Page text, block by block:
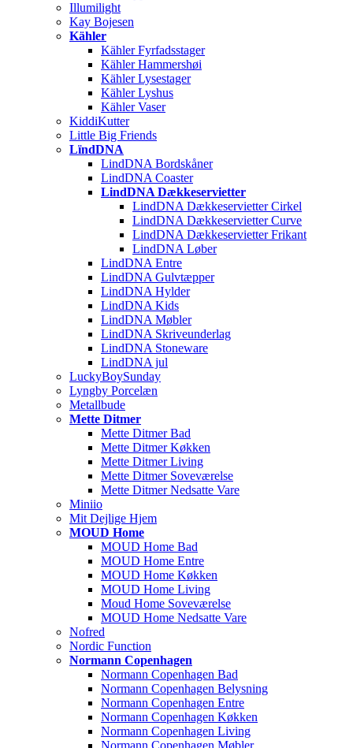
Illumilight
Kay Bojesen
Kähler
Kähler Fyrfadsstager
Kähler Hammershøi
Kähler Lysestager
Kähler Lyshus
Kähler Vaser
KiddiKutter
Little Big Friends
LïndDNA
LindDNA Bordskåner
LindDNA Coaster
LindDNA Dækkeservietter
LindDNA Dækkeservietter Cirkel
LindDNA Dækkeservietter Curve
LindDNA Dækkeservietter Frikant
LindDNA Løber
LindDNA Entre
LindDNA Gulvtæpper
LindDNA Hylder
LindDNA Kids
LindDNA Møbler
LindDNA Skriveunderlag
LindDNA Stoneware
LindDNA jul
LuckyBoySunday
Lyngby Porcelæn
Metallbude
Mette Ditmer
Mette Ditmer Bad
Mette Ditmer Køkken
Mette Ditmer Living
Mette Ditmer Soveværelse
Mette Ditmer Nedsatte Vare
Miniio
Mit Dejlige Hjem
MOUD Home
MOUD Home Bad
MOUD Home Entre
MOUD Home Køkken
MOUD Home Living
Moud Home Soveværelse
MOUD Home Nedsatte Vare
Nofred
Nordic Function
Normann Copenhagen
Normann Copenhagen Bad
Normann Copenhagen Belysning
Normann Copenhagen Entre
Normann Copenhagen Køkken
Normann Copenhagen Living
Normann Copenhagen Møbler